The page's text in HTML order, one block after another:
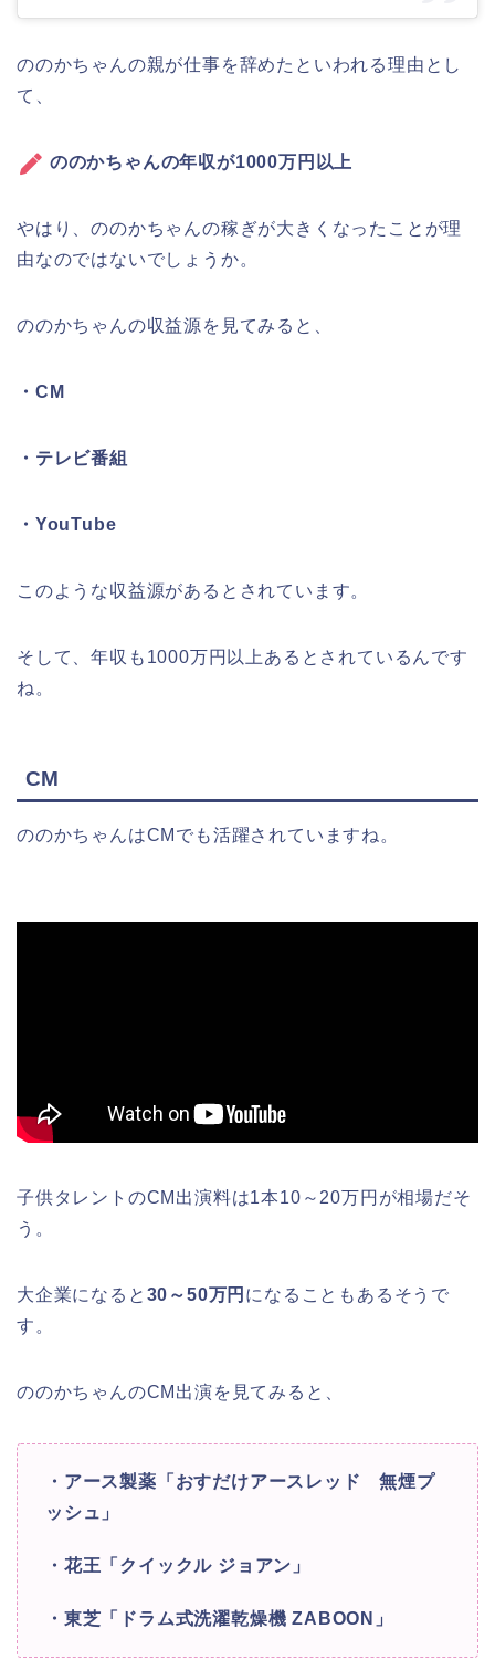
ののかちゃんの親が仕事を辞めたといわれる理由とし
て、
ののかちゃんの年収が1000万円以上
やはり、ののかちゃんの稼ぎが大きくなったことが理
由なのではないでしょうか。
ののかちゃんの収益源を見てみると、
・CM
・テレビ番組
・YouTube
このような収益源があるとされています。
そして、年収も1000万円以上あるとされているんです
ね。
CM
ののかちゃんはCMでも活躍されていますね。
子供タレントのCM出演料は1本10～20万円が相場だそ
う。
大企業になると 30～50万円 になることもあるそうで
す。
ののかちゃんのCM出演を見てみると、
・アース製薬「おすだけアースレッド 無煙プ
ッシュ」
・花王「クイックル ジョアン」
・東芝「ドラム式洗濯乾燥機 ZABOON」